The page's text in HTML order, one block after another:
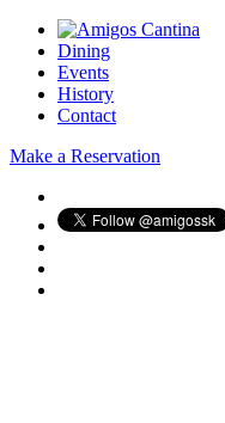
Dining
Events
History
Contact
Make a Reservation